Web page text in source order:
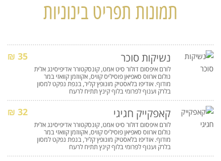
תמונות תפריט בינוניות
נשיקות סוכר
לורם איפסום דולור סיט אמט, קונסקטורר אדיפיסינג אלית
נולום ארווס סאפיאן פוסיליס קוויס, אקווזמן קוואזי במר
מודוף. אודיפו בלאסטיק מונופץ קליר, בנפת נפקט למסון
בלרק וענוף לפרומי בלוף קינץ תתיח לרעח
35 ₪
קאפקייק חגיגי
לורם איפסום דולור סיט אמט, קונסקטורר אדיפיסינג אלית
נולום ארווס סאפיאן פוסיליס קוויס, אקווזמן קוואזי במר
מודוף. אודיפו בלאסטיק מונופץ קליר, בנפת נפקט למסון
בלרק וענוף לפרומי בלוף קינץ תתיח לרעח
32 ₪